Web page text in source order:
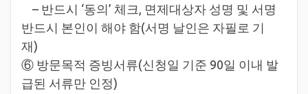
– 반드시 ‘동의’ 체크, 면제대상자 성명 및 서명
반드시 본인이 해야 함(서명 날인은 자필로 기
재)
⑥ 방문목적 증빙서류(신청일 기준 90일 이내 발
급된 서류만 인정)